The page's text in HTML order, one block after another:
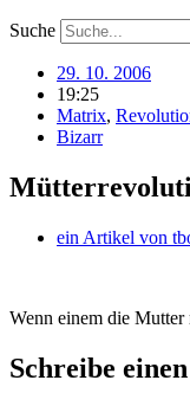
Suche
29. 10. 2006
19:25
Matrix,
Bizarr
ein Artikel von
Wenn einem die
Schreibe